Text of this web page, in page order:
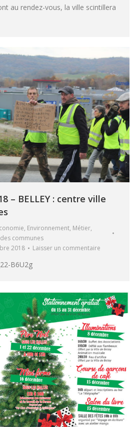
au rendez-vous, la ville scintillera
– BELLEY : centre ville
, Environnement, Métier,
communes
2018 Laisser un commentaire
B6U2g